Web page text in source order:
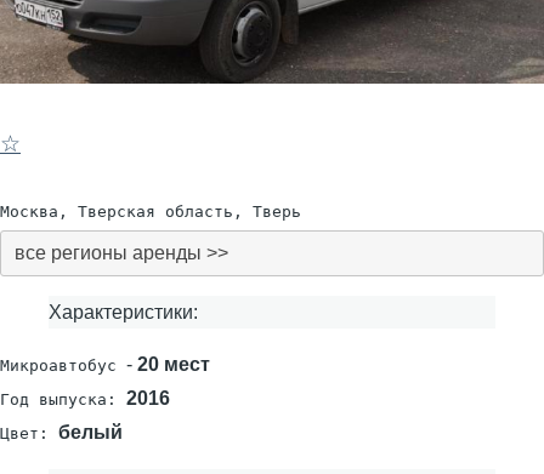
☆
Москва, Тверская область, Тверь
все регионы аренды >>
Характеристики:
Микроавтобус - 20 мест
Год выпуска: 2016
Цвет: белый